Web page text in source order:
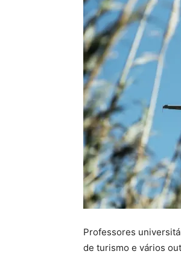
Professores
de turismo e vários